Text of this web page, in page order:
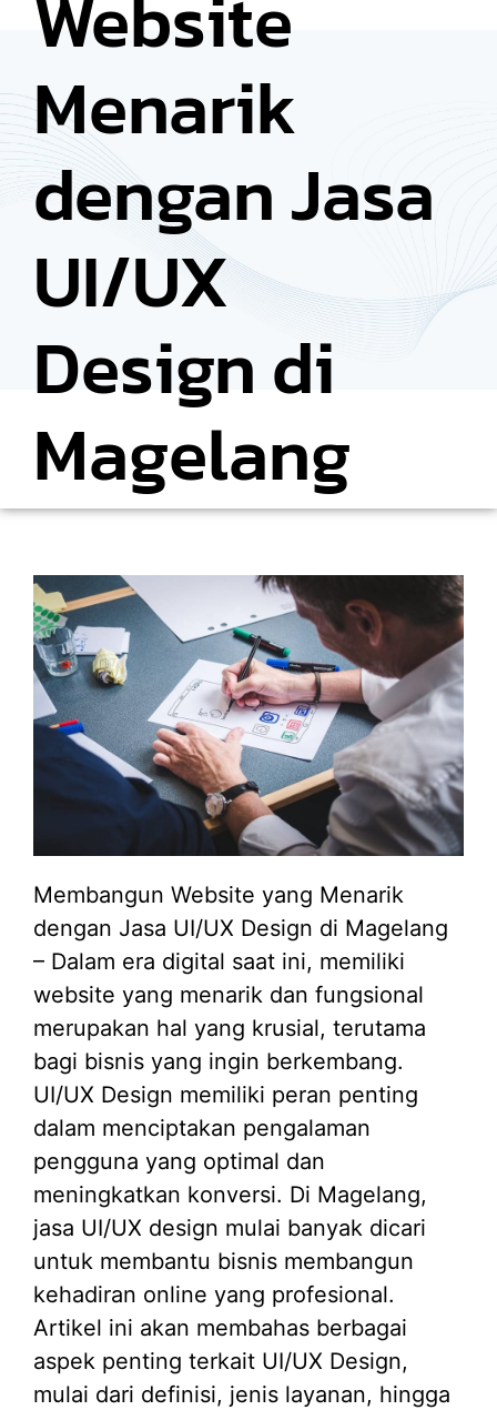
Menarik
dengan Jasa
UI/UX
Design di
Magelang
Membangun Website yang Menarik
dengan Jasa UI/UX Design di Magelang
– Dalam era digital saat ini, memiliki
website yang menarik dan fungsional
merupakan hal yang krusial, terutama
bagi bisnis yang ingin berkembang.
UI/UX Design memiliki peran penting
dalam menciptakan pengalaman
pengguna yang optimal dan
meningkatkan konversi. Di Magelang,
jasa UI/UX design mulai banyak dicari
untuk membantu bisnis membangun
kehadiran online yang profesional.
Artikel ini akan membahas berbagai
aspek penting terkait UI/UX Design,
mulai dari definisi, jenis layanan, hingga